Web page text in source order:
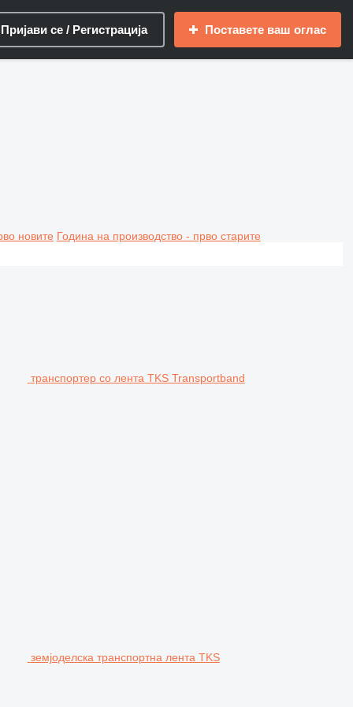
Пријави се / Регистрација Поставете ваш оглас
новите Година на производство - прво старите
транспортер со лента TKS Transportband
земјоделска транспортна лента TKS